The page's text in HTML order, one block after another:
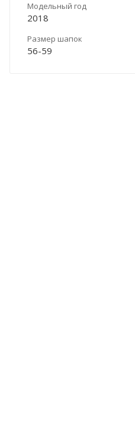
Модельный год
2018
Размер шапок
56-59